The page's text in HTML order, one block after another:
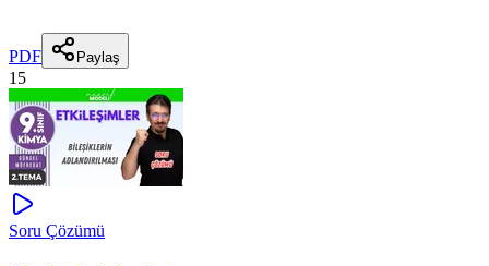
PDF Paylaş
15
Soru Çözümü